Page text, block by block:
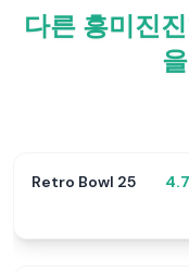
다른 흥미진
Retro Bowl 25 4.7